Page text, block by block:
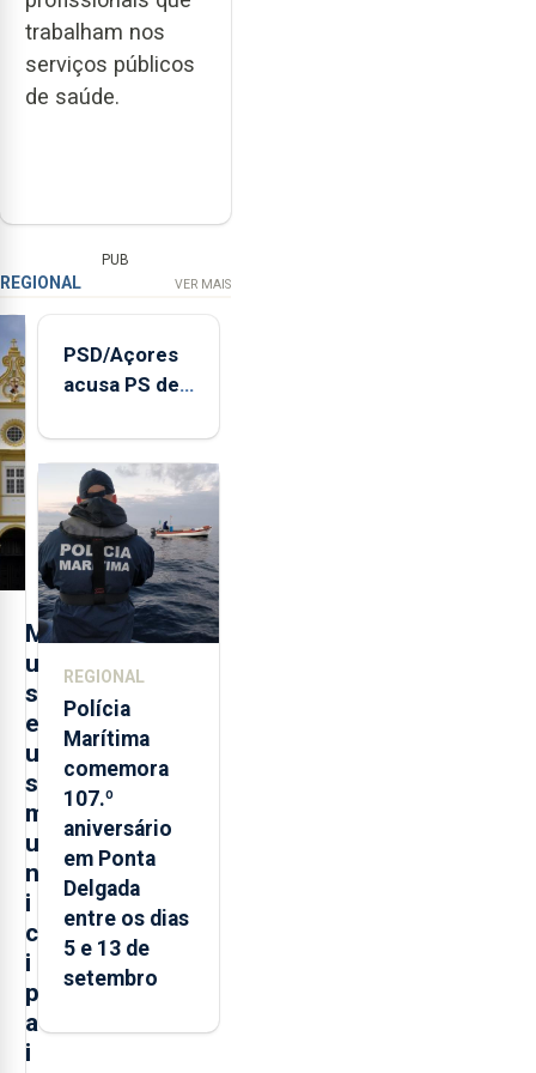
trabalham nos
serviços públicos
de saúde.
PUB
REGIONAL VER MAIS
M
u
s
e
u
s
m
u
n
i
c
i
p
a
i
PSD/Açores
acusa PS de
contraditória"
sobre
evolução
turística
REGIONAL
Polícia
Marítima
comemora
107.º
aniversário
em Ponta
Delgada
entre os dias
5 e 13 de
setembro